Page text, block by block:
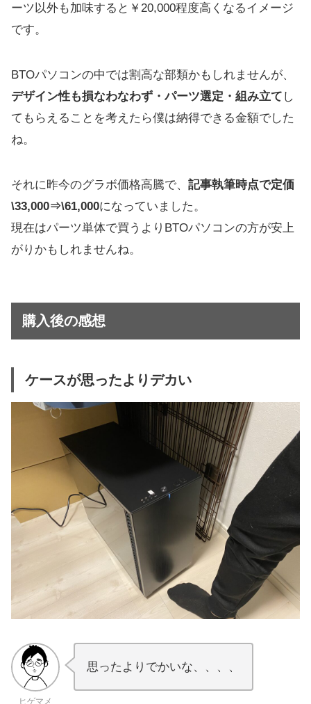
ーツ以外も加味すると￥20,000程度高くなるイメージ
です。
BTOパソコンの中では割高な部類かもしれませんが、
デザイン性も損なわなわず・パーツ選定・組み立て し
てもらえることを考えたら僕は納得できる金額でした
ね。
それに昨今のグラボ価格高騰で、 記事執筆時点で定価
\33,000⇒\61,000になっていました。
現在はパーツ単体で買うよりBTOパソコンの方が安上
がりかもしれませんね。
購入後の感想
ケースが思ったよりデカい
ヒゲマメ
思ったよりでかいな、、、、